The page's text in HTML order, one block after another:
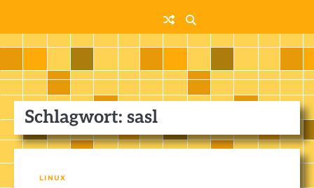
Schlagwort: sasl
LINUX